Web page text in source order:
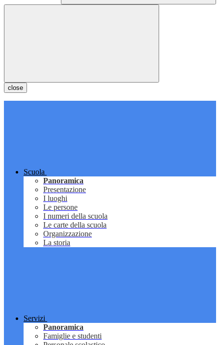
close
Scuola
Panoramica
Presentazione
I luoghi
Le persone
I numeri della scuola
Le carte della scuola
Organizzazione
La storia
Servizi
Panoramica
Famiglie e studenti